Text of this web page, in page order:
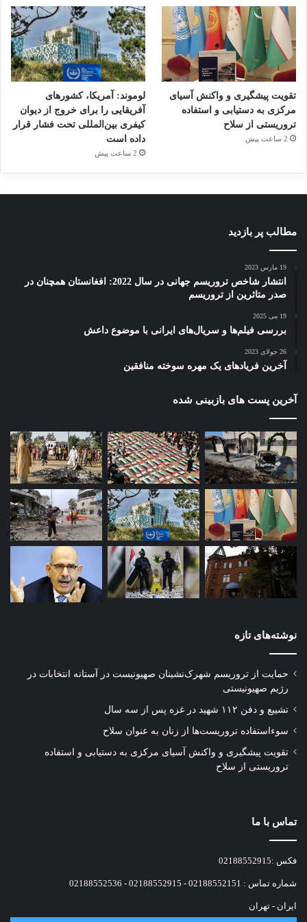
کپی لینک
تقویت پیشگیری و واکنش آسیای
مرکزی به دستیابی و استفاده
تروریستی از سلاح
2 ساعت پیش
لوموند: آمریکا، کشورهای
آفریقایی را برای خروج از دیوان
کیفری بین‌المللی تحت فشار قرار
داده است
2 ساعت پیش
مطالب پر بازدید
19 مارس 2023
انتشار شاخص تروریسم جهانی در سال 2022: افغانستان همچنان در
صدر متاثرین از تروریسم
19 می 2025
بررسی فیلم‌ها و سریال‌های ایرانی با موضوع داعش
26 جولای 2023
آخرین فریادهای یک مهره سوخته منافقین
آخرین پست های بازبینی شده
نوشته‌های تازه
حمایت از تروریسم شهرک‌نشینان صهیونیست در آستانه انتخابات در
رژیم صهیونیستی
تشییع و دفن ۱۱۲ شهید در غزه پس از سه سال
سوءاستفاده تروریست‌ها از زنان به عنوان سلاح
تقویت پیشگیری و واکنش آسیای مرکزی به دستیابی و استفاده
تروریستی از سلاح
تماس با ما
فکس :02188552915
شماره تماس : 02188552151 - 02188552915 - 02188552536
ایران - تهران